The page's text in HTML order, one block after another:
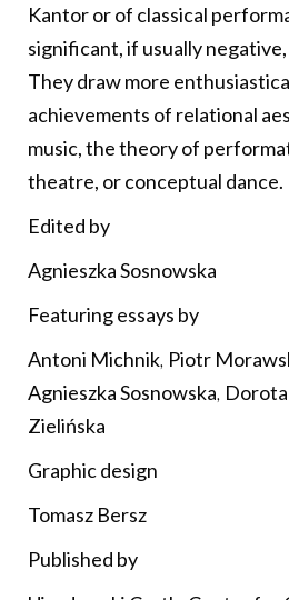
Kantor or of classical
significant, if usually
They draw more
achievements of relational
music, the theory of
theatre, or conceptual dance.
Edited by
Agnieszka Sosnowska
Featuring essays by
Antoni Michnik, Piotr
Agnieszka Sosnowska,
Zielińska
Graphic design
Tomasz Bersz
Published by